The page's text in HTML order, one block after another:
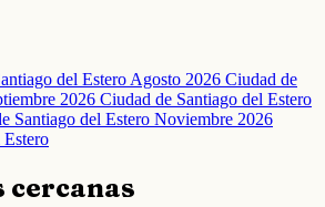
del Estero Agosto 2026 Ciudad de
2026 Ciudad de Santiago del Estero
Santiago del Estero Noviembre 2026
cercanas